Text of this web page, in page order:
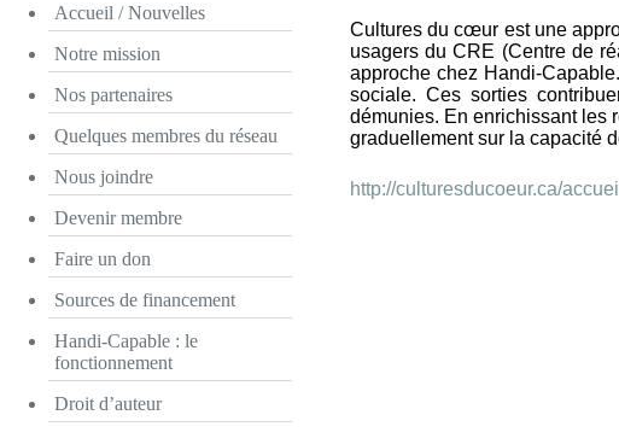
Cultures du cœur est une
usagers du CRE (Centre de
approche chez Handi-
sociale. Ces sorties
démunies. En enrichissant les
graduellement sur la capacité
http://culturesducoeur.ca/
Accueil / Nouvelles
Notre mission
Nos partenaires
Quelques membres du réseau
Nous joindre
Devenir membre
Faire un don
Sources de financement
Handi-Capable : le
fonctionnement
Droit d’auteur